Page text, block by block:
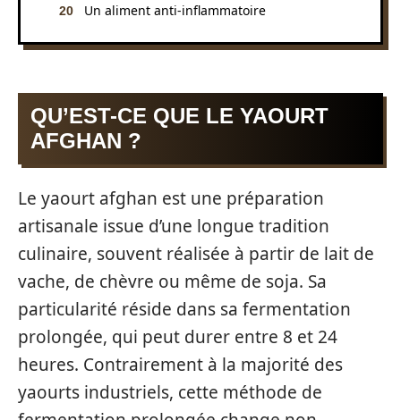
Un aliment anti-inflammatoire
QU’EST-CE QUE LE YAOURT
AFGHAN ?
Le yaourt afghan est une préparation
artisanale issue d’une longue tradition
culinaire, souvent réalisée à partir de lait de
vache, de chèvre ou même de soja. Sa
particularité réside dans sa fermentation
prolongée, qui peut durer entre 8 et 24
heures. Contrairement à la majorité des
yaourts industriels, cette méthode de